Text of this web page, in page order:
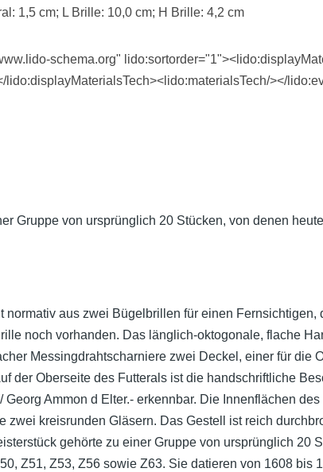
1,5 cm; L Brille: 10,0 cm; H Brille: 4,2 cm
schema.org"
></
Gruppe von ursprünglich 20 Stücken, von denen
aus zwei Bügelbrillen für einen
noch vorhanden. Das länglich-oktogonale, flache
Messingdrahtscharniere zwei Deckel, einer für
der Oberseite des Futterals ist die handschriftliche
Ammon d Elter.- erkennbar. Die Innenflächen
zwei kreisrunden Gläsern. Das Gestell ist reich
gehörte zu einer Gruppe von ursprünglich 20
Z51, Z53, Z56 sowie Z63. Sie datieren von 1608 bis